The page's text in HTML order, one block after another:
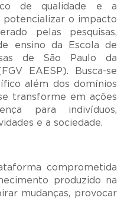
de qualidade e a
potencializar o impacto
pelas pesquisas,
ensino da Escola de
de São Paulo da
EAESP). Busca-se
além dos domínios
transforme em ações
para indivíduos,
e a sociedade.
comprometida
produzido na
mudanças, provocar